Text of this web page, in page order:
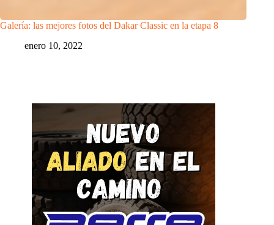
Galería: las mejores fotos del Dakar Classic en la etapa 8
enero 10, 2022